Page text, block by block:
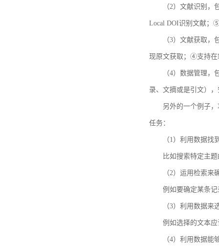
（2）文献识别
Local DOI识别文献；
（3）文献获取
现原文获取；④支持在
（4）数据管理
录、文摘或是引文）
另外的一个例子，
任务：
（1）利用数据找
比如搜索特定主
（2）运用检索来
例如要确定某条
（3）利用数据来
例如选择的文本
（4）利用数据能